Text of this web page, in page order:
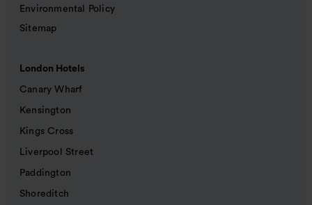
Environmental Policy
Sitemap
London Hotels
Canary Wharf
Kensington
Kings Cross
Liverpool Street
Paddington
Shoreditch